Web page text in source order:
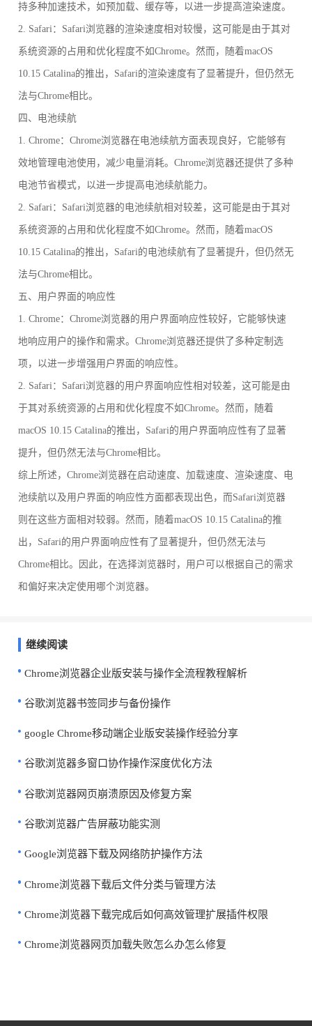
持多种加速技术，如预加载、缓存等，以进一步提高渲染速度。
2. Safari：Safari浏览器的渲染速度相对较慢，这可能是由于其对
系统资源的占用和优化程度不如Chrome。然而，随着macOS
10.15 Catalina的推出，Safari的渲染速度有了显著提升，但仍然无
法与Chrome相比。
四、电池续航
1. Chrome：Chrome浏览器在电池续航方面表现良好，它能够有
效地管理电池使用，减少电量消耗。Chrome浏览器还提供了多种
电池节省模式，以进一步提高电池续航能力。
2. Safari：Safari浏览器的电池续航相对较差，这可能是由于其对
系统资源的占用和优化程度不如Chrome。然而，随着macOS
10.15 Catalina的推出，Safari的电池续航有了显著提升，但仍然无
法与Chrome相比。
五、用户界面的响应性
1. Chrome：Chrome浏览器的用户界面响应性较好，它能够快速
地响应用户的操作和需求。Chrome浏览器还提供了多种定制选
项，以进一步增强用户界面的响应性。
2. Safari：Safari浏览器的用户界面响应性相对较差，这可能是由
于其对系统资源的占用和优化程度不如Chrome。然而，随着
macOS 10.15 Catalina的推出，Safari的用户界面响应性有了显著
提升，但仍然无法与Chrome相比。
综上所述，Chrome浏览器在启动速度、加载速度、渲染速度、电
池续航以及用户界面的响应性方面都表现出色，而Safari浏览器
则在这些方面相对较弱。然而，随着macOS 10.15 Catalina的推
出，Safari的用户界面响应性有了显著提升，但仍然无法与
Chrome相比。因此，在选择浏览器时，用户可以根据自己的需求
和偏好来决定使用哪个浏览器。
继续阅读
Chrome浏览器企业版安装与操作全流程教程解析
谷歌浏览器书签同步与备份操作
google Chrome移动端企业版安装操作经验分享
谷歌浏览器多窗口协作操作深度优化方法
谷歌浏览器网页崩溃原因及修复方案
谷歌浏览器广告屏蔽功能实测
Google浏览器下载及网络防护操作方法
Chrome浏览器下载后文件分类与管理方法
Chrome浏览器下载完成后如何高效管理扩展插件权限
Chrome浏览器网页加载失败怎么办怎么修复